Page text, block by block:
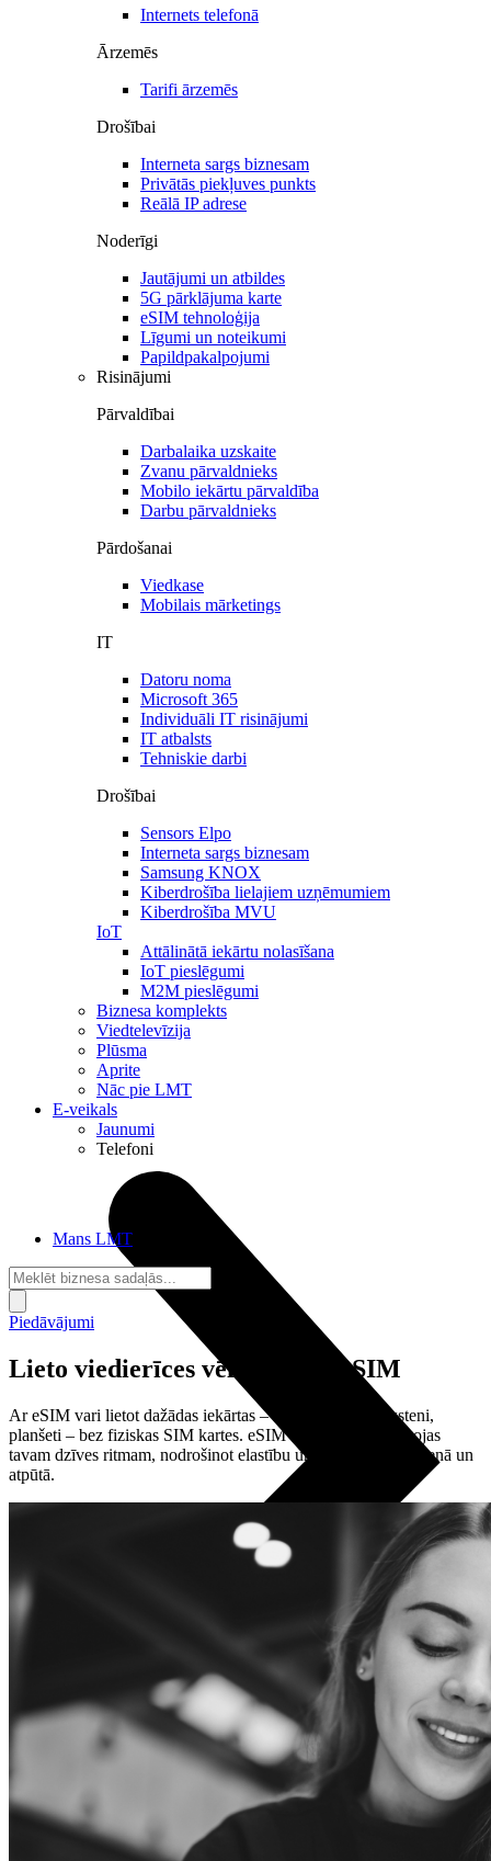
Internets telefonā
Ārzemēs
Tarifi ārzemēs
Drošībai
Interneta sargs biznesam
Privātās piekļuves punkts
Reālā IP adrese
Noderīgi
Jautājumi un atbildes
5G pārklājuma karte
eSIM tehnoloģija
Līgumi un noteikumi
Papildpakalpojumi
Risinājumi
Pārvaldībai
Darbalaika uzskaite
Zvanu pārvaldnieks
Mobilo iekārtu pārvaldība
Darbu pārvaldnieks
Pārdošanai
Viedkase
Mobilais mārketings
IT
Datoru noma
Microsoft 365
Individuāli IT risinājumi
IT atbalsts
Tehniskie darbi
Drošībai
Sensors Elpo
Interneta sargs biznesam
Samsung KNOX
Kiberdrošība lielajiem uzņēmumiem
Kiberdrošība MVU
IoT
Attālinātā iekārtu nolasīšana
IoT pieslēgumi
M2M pieslēgumi
Biznesa komplekts
Viedtelevīzija
Plūsma
Aprite
Nāc pie LMT
E-veikals
Jaunumi
Telefoni
Visi telefoni
Google
Mans LMT
Piedāvājumi
Lieto viedierīces vēl ērtāk ar eSIM
Ar eSIM vari lietot dažādas iekārtas – telefonu, viedpulksteni,
planšeti – bez fiziskas SIM kartes. eSIM tehnoloģija pielāgojas
tavam dzīves ritmam, nodrošinot elastību un vienkāršību ikdienā un
atpūtā.